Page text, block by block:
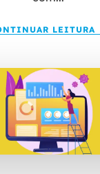
LEITURA